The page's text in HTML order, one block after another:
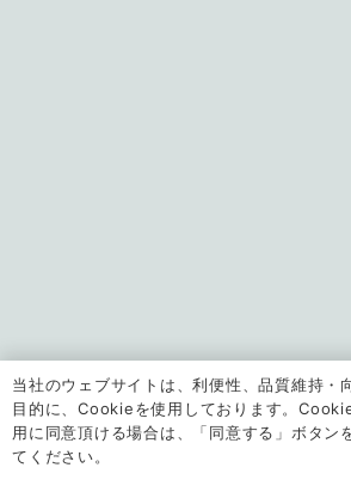
当社のウェブサイトは、利便性、品質維持・
目的に、Cookieを使用しております。
用に同意頂ける場合は、「同意する」ボタン
てください。